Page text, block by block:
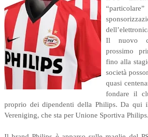
Il nuovo
prossimo
fino alla
società
quasi
fondare il
proprio dei dipendenti della Philips. Da qui
Vereniging, che sta per Unione Sportiva Philips.